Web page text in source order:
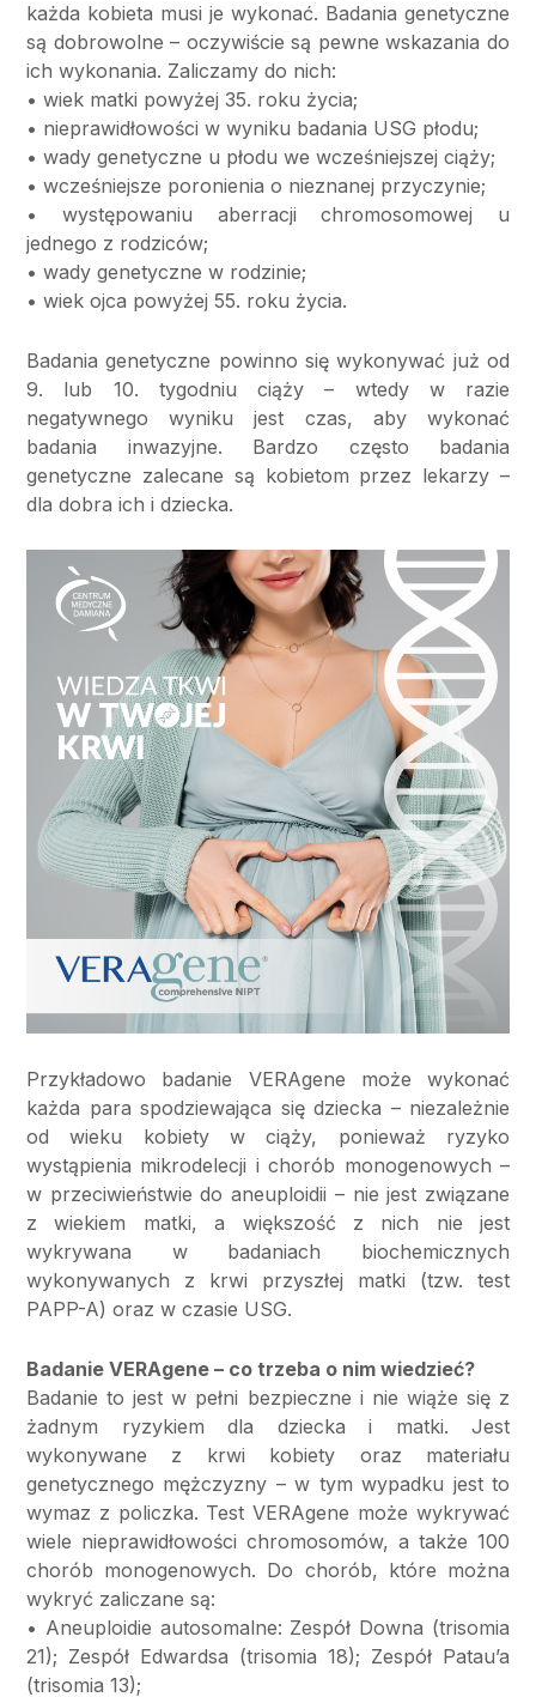
każda kobieta musi je wykonać. Badania genetyczne
są dobrowolne – oczywiście są pewne wskazania do
ich wykonania. Zaliczamy do nich:
• wiek matki powyżej 35. roku życia;
• nieprawidłowości w wyniku badania USG płodu;
• wady genetyczne u płodu we wcześniejszej ciąży;
• wcześniejsze poronienia o nieznanej przyczynie;
• występowaniu aberracji chromosomowej u
jednego z rodziców;
• wady genetyczne w rodzinie;
• wiek ojca powyżej 55. roku życia.
Badania genetyczne powinno się wykonywać już od
9. lub 10. tygodniu ciąży – wtedy w razie
negatywnego wyniku jest czas, aby wykonać
badania inwazyjne. Bardzo często badania
genetyczne zalecane są kobietom przez lekarzy –
dla dobra ich i dziecka.
Przykładowo badanie VERAgene może wykonać
każda para spodziewająca się dziecka – niezależnie
od wieku kobiety w ciąży, ponieważ ryzyko
wystąpienia mikrodelecji i chorób monogenowych –
w przeciwieństwie do aneuploidii – nie jest związane
z wiekiem matki, a większość z nich nie jest
wykrywana w badaniach biochemicznych
wykonywanych z krwi przyszłej matki (tzw. test
PAPP-A) oraz w czasie USG.
Badanie VERAgene – co trzeba o nim wiedzieć?
Badanie to jest w pełni bezpieczne i nie wiąże się z
żadnym ryzykiem dla dziecka i matki. Jest
wykonywane z krwi kobiety oraz materiału
genetycznego mężczyzny – w tym wypadku jest to
wymaz z policzka. Test VERAgene może wykrywać
wiele nieprawidłowości chromosomów, a także 100
chorób monogenowych. Do chorób, które można
wykryć zaliczane są:
• Aneuploidie autosomalne: Zespół Downa (trisomia
21); Zespół Edwardsa (trisomia 18); Zespół Patau’a
(trisomia 13);